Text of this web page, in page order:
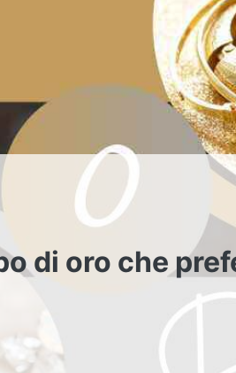
di oro che